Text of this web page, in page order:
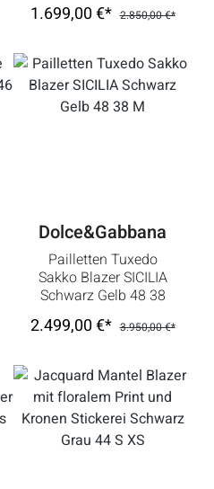
1.699,00 €* 2.850,00 €*
Dolce&Gabbana
Pailletten Tuxedo
Sakko Blazer SICILIA
Schwarz Gelb 48 38
M
2.499,00 €* 3.950,00 €*